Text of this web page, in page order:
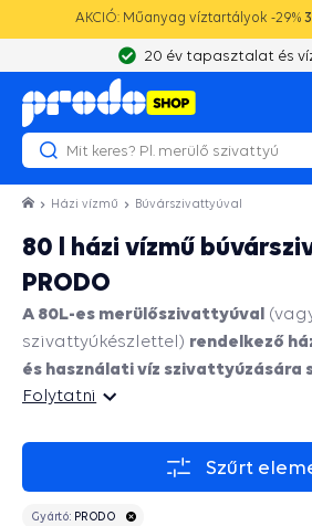
AKCIÓ: Műanyag víztartályok -29% 3
20 év tapasztalat és
Házi vízmű Búvárszivattyúval
80 l házi vízmű
PRODO
A 80L-es merülőszivattyúval
szivattyúkészlettel) rendelkező
és használati víz szivattyúzására
Folytatni
Folytatni
Szűrt
Gyártó: PRODO